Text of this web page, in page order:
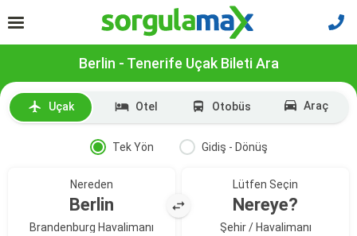
Berlin - Tenerife Uçak Bileti Ara
Uçak Otel Otobüs Araç
Tek Yön Gidiş - Dönüş
Nereden
Berlin
Brandenburg Havalimanı
Lütfen Seçin
Nereye?
Şehir / Havalimanı